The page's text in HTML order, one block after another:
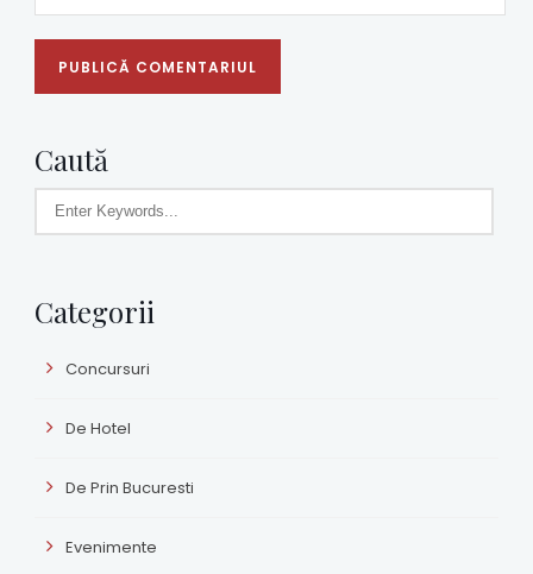
Caută
Categorii
Concursuri
De Hotel
De Prin Bucuresti
Evenimente